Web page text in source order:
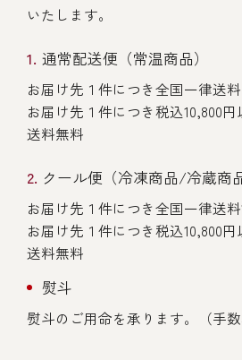
いたします。
通常配送便（常温商品）
お届け先１件につき全国一律送料
お届け先１件につき税込10,800
送料無料
クール便（冷凍商品/冷蔵商品
お届け先１件につき全国一律送料
お届け先１件につき税込10,800
送料無料
熨斗
熨斗のご用命を承ります。（手数